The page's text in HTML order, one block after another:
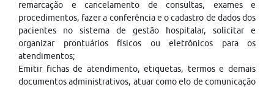
remarcação e cancelamento de consultas, exames e
procedimentos, fazer a conferência e o cadastro de dados dos
pacientes no sistema de gestão hospitalar, solicitar e
organizar prontuários físicos ou eletrônicos para os
atendimentos;
Emitir fichas de atendimento, etiquetas, termos e demais
documentos administrativos, atuar como elo de comunicação